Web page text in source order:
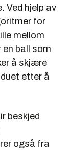
Ved hjelp av
for
mellom
ball som
å skjære
etter å
beskjed
også fra